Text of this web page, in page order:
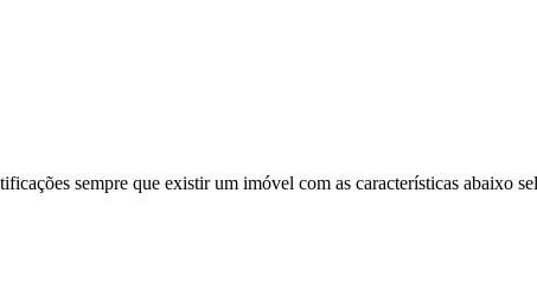
sempre que existir um imóvel com as características abaixo